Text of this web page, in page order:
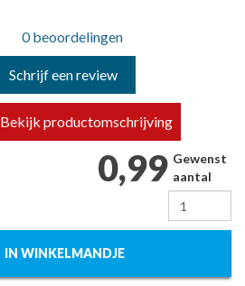
0 beoordelingen
Schrijf een review
Bekijk productomschrijving
0,99 Gewenst
aantal
IN WINKELMANDJE